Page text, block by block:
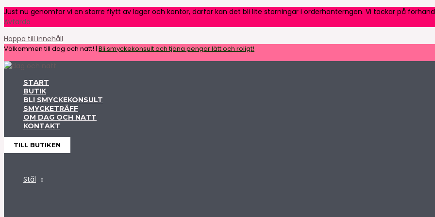
Just nu genomför vi en större flytt av lager och kontor, därför kan det bli lite störningar i orderhanterngen. Vi tackar på
Avfärda
Hoppa till innehåll
Välkommen till dag och natt! | Bli smyckekonsult och tjäna pengar lätt och roligt!
START
BUTIK
BLI SMYCKEKONSULT
SMYCKETRÄFF
OM DAG OCH NATT
KONTAKT
TILL BUTIKEN
Stål